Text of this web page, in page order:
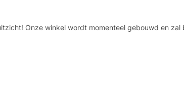
Onze winkel wordt momenteel gebouwd en zal